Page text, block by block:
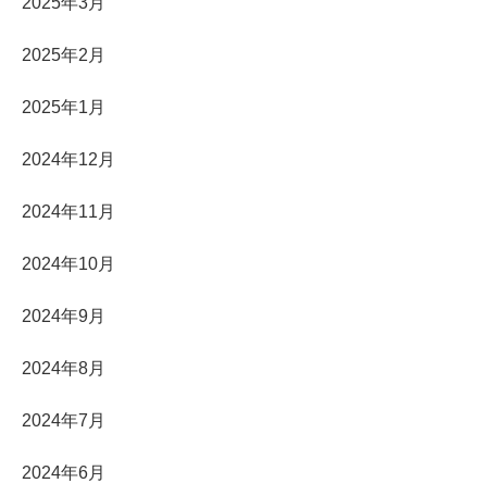
2025年2月
2025年1月
2024年12月
2024年11月
2024年10月
2024年9月
2024年8月
2024年7月
2024年6月